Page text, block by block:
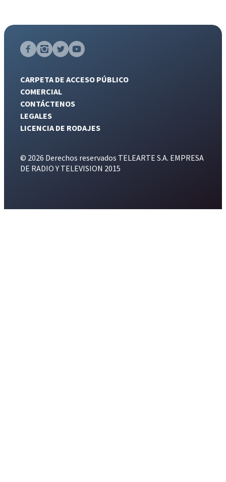
CARPETA DE ACCESO PÚBLICO
COMERCIAL
CONTÁCTENOS
LEGALES
LICENCIA DE RODAJES
© 2026 Derechos reservados TELEARTE S.A. EMPRESA
DE RADIO Y TELEVISION 2015